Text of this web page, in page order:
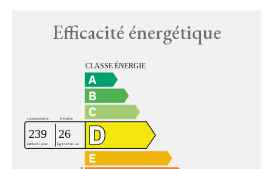
Efficacité énergétique